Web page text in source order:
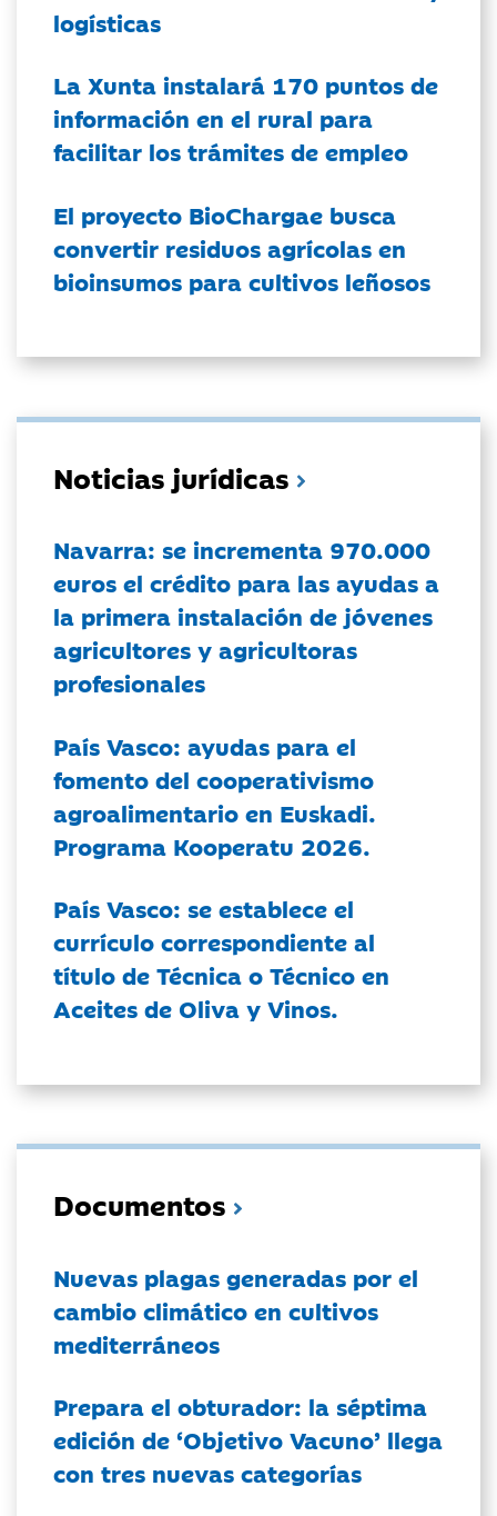
logísticas
La Xunta instalará 170 puntos de
información en el rural para
facilitar los trámites de empleo
El proyecto BioChargae busca
convertir residuos agrícolas en
bioinsumos para cultivos leñosos
Noticias jurídicas
Navarra: se incrementa 970.000
euros el crédito para las ayudas a
la primera instalación de jóvenes
agricultores y agricultoras
profesionales
País Vasco: ayudas para el
fomento del cooperativismo
agroalimentario en Euskadi.
Programa Kooperatu 2026.
País Vasco: se establece el
currículo correspondiente al
título de Técnica o Técnico en
Aceites de Oliva y Vinos.
Documentos
Nuevas plagas generadas por el
cambio climático en cultivos
mediterráneos
Prepara el obturador: la séptima
edición de ‘Objetivo Vacuno’ llega
con tres nuevas categorías